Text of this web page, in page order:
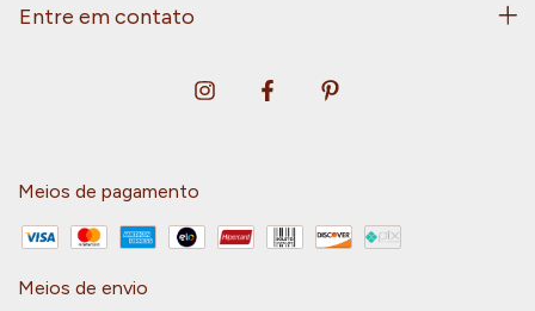
Entre em contato
Meios de pagamento
Meios de envio